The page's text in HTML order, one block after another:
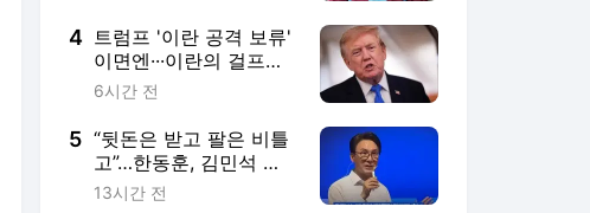
4 트럼프 '이란 공격 보류'
이면엔···이란의 걸프국
협박
6시간 전
5 “뒷돈은 받고 팔은 비틀
고”…한동훈, 김민석 직
격
13시간 전